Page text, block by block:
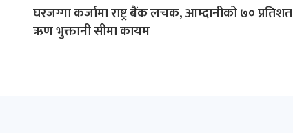
घरजग्गा कर्जामा राष्ट्र बैंक लचक, आम्दानीको ७० प्रतिशत
ऋण भुक्तानी सीमा कायम